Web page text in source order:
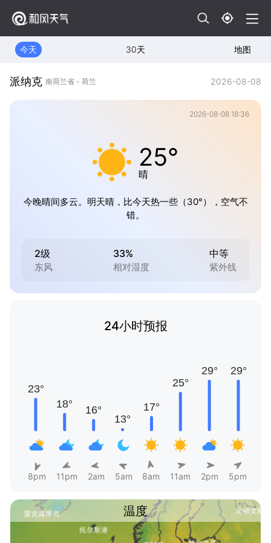
今天 30天 地图
派纳克 南荷兰省 - 荷兰 2026-08-08
2026-08-08 18:36
25°
晴
今晚晴间多云。明天晴，比今天热一些（30°），空气不
错。
2级
东风
33%
相对湿度
中等
紫外线
24小时预报
8pm 11pm 2am 5am 8am 11am 2pm 5pm
温度